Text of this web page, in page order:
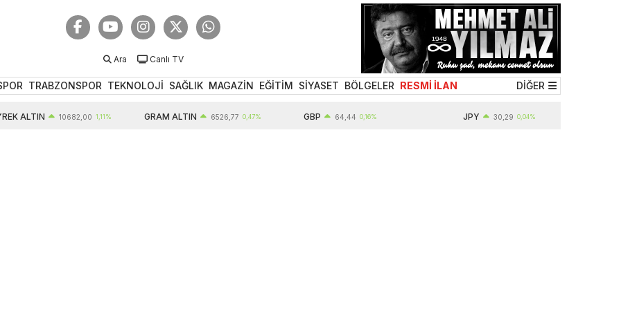
Ara Canlı TV
TRABZONSPOR TEKNOLOJİ SAĞLIK MAGAZİN EĞİTİM SİYASET BÖLGELER RESMİ İLAN DİĞER
ALTIN 10682,00 1,11% GRAM ALTIN 6526,77 0,47% GBP 64,44 0,16% JPY 30,29 0,04%